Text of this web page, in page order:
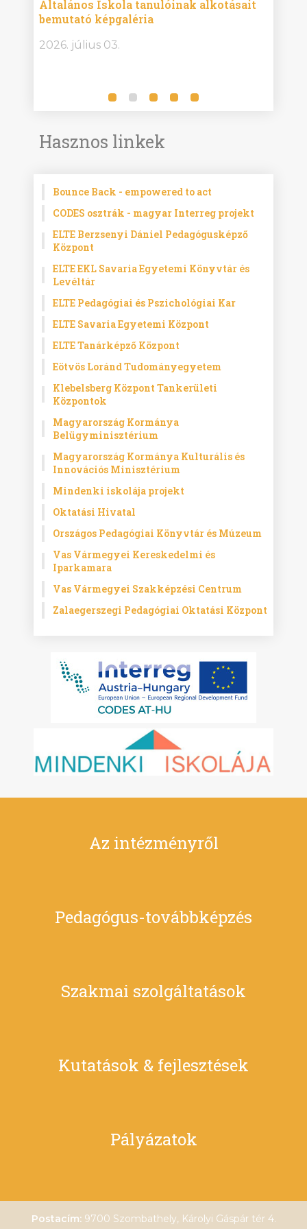
Általános Iskola tanulóinak alkotásait
bemutató képgaléria
2026. július 03.
Hasznos linkek
Bounce Back - empowered to act
CODES osztrák - magyar Interreg projekt
ELTE Berzsenyi Dániel Pedagógusképző
Központ
ELTE EKL Savaria Egyetemi Könyvtár és
Levéltár
ELTE Pedagógiai és Pszichológiai Kar
ELTE Savaria Egyetemi Központ
ELTE Tanárképző Központ
Eötvös Loránd Tudományegyetem
Klebelsberg Központ Tankerületi
Központok
Magyarország Kormánya
Belügyminisztérium
Magyarország Kormánya Kulturális és
Innovációs Minisztérium
Mindenki iskolája projekt
Oktatási Hivatal
Országos Pedagógiai Könyvtár és Múzeum
Vas Vármegyei Kereskedelmi és
Iparkamara
Vas Vármegyei Szakképzési Centrum
Zalaegerszegi Pedagógiai Oktatási Központ
Az intézményről
Pedagógus-továbbképzés
Szakmai szolgáltatások
Kutatások & fejlesztések
Pályázatok
Postacím: 9700 Szombathely, Károlyi Gáspár tér 4.